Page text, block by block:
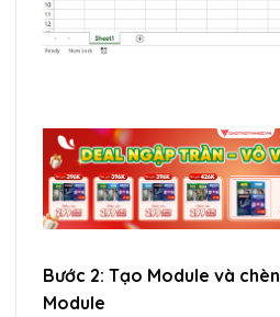
Bước 2: Tạo Module và
Module